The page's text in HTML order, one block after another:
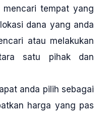
mencari tempat yang
dana yang anda
atau melakukan
satu pihak dan
anda pilih sebagai
harga yang pas